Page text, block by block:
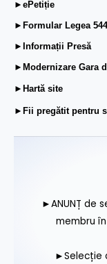
►ePetiție
►Formular Legea
►Informații Presă
►Modernizare Gara
►Hartă site
►Fii pregătit pentru
►ANUNȚ de
membru în
►Selecție